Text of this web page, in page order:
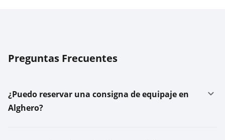
Preguntas Frecuentes
¿Puedo reservar una consigna de equipaje en
Alghero?